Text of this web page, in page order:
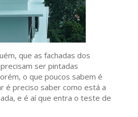
que as fachadas dos
ser pintadas
o que poucos sabem é
é preciso saber como está a
e é aí que entra o teste de